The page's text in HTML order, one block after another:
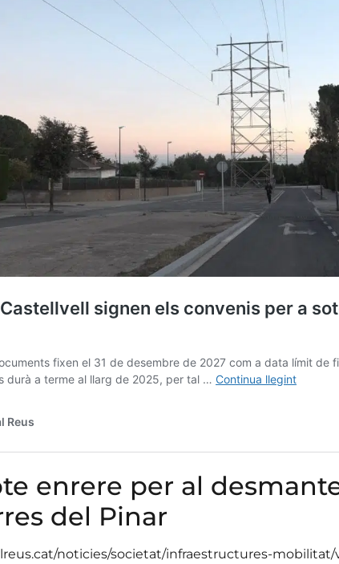
enrere per al
del Pinar
noticies/societat/infraestructures-